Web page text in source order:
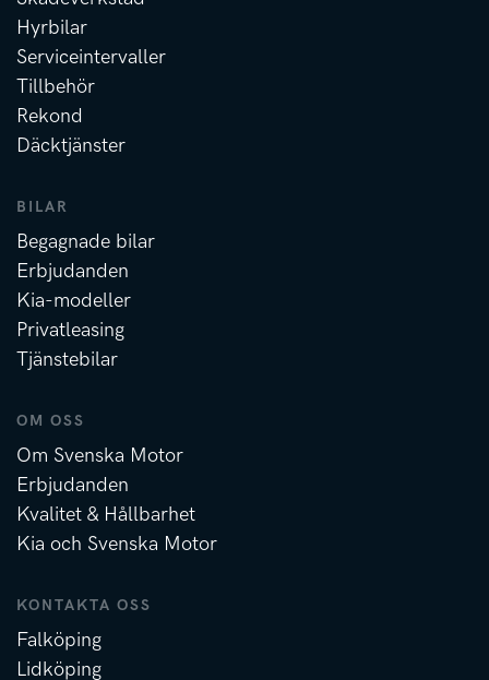
Hyrbilar
Serviceintervaller
Tillbehör
Rekond
Däcktjänster
BILAR
Begagnade bilar
Erbjudanden
Kia-modeller
Privatleasing
Tjänstebilar
OM OSS
Om Svenska Motor
Erbjudanden
Kvalitet & Hållbarhet
Kia och Svenska Motor
KONTAKTA OSS
Falköping
Lidköping